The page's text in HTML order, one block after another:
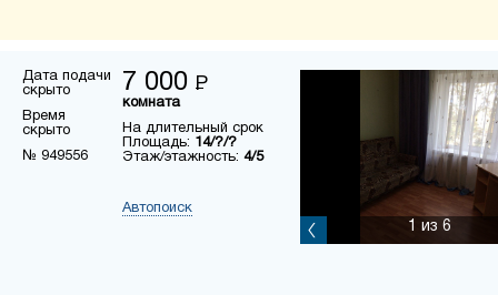
Дата подачи
скрыто
Время
скрыто
№ 949556
7 000 Р
комната
На длительный срок
Площадь: 14/?/?
Этаж/этажность: 4/5
Автопоиск
1 из 6